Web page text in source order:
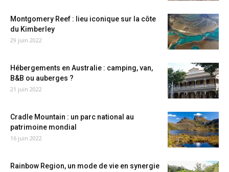
Montgomery Reef : lieu iconique sur la côte
du Kimberley
29 juin 2022
Hébergements en Australie : camping, van,
B&B ou auberges ?
21 juin 2022
Cradle Mountain : un parc national au
patrimoine mondial
16 juin 2022
Rainbow Region, un mode de vie en synergie